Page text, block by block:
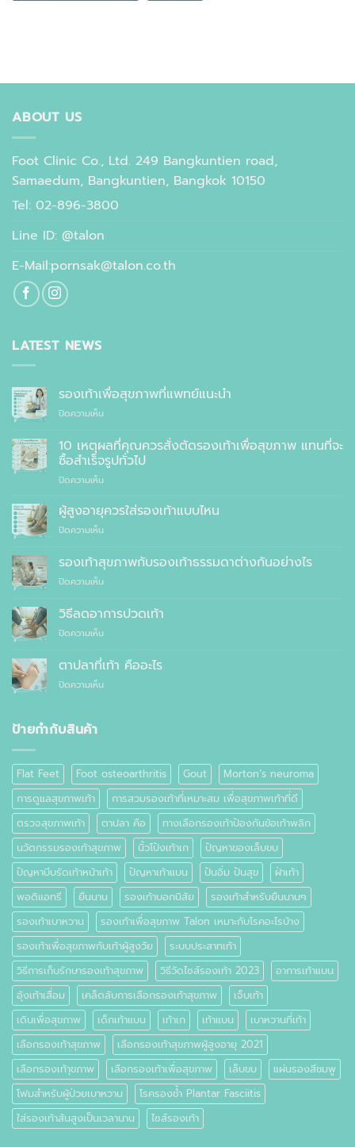
ABOUT US
Foot Clinic Co., Ltd. 249 Bangkuntien road,
Samaedum, Bangkuntien, Bangkok 10150
Tel: 02-896-3800
Line ID: @talon
E-Mail:pornsak@talon.co.th
LATEST NEWS
รองเท้าเพื่อสุขภาพที่แพทย์แนะนำ
ปิดความเห็นบน
เพื่อ
สุขภาพ
ที่
แพทย์
10 เหตุผลที่คุณควรสั่งตัดรองเท้าเพื่อสุขภาพ แทนที่จะ
ซื้อสำเร็จรูปทั่วไป
ปิดความเห็นบน
เหตุผล
คุณ
สั่ง
ตัด
รองเท้า
สุขภาพ
สำเร็จรูป
ทั่วไป
ผู้สูงอายุควรใส่รองเท้าแบบไหน
ปิดความเห็นบน
สูง
อายุ
ควร
รองเท้า
ไหน
รองเท้าสุขภาพกับรองเท้าธรรมดาต่างกันอย่างไร
ปิดความเห็นบน
สุขภาพ
กับ
รองเท้า
ต่าง
อย่างไร
วิธีลดอาการปวดเท้า
ปิดความเห็นบน
ลด
อาการ
ปวด
ตาปลาที่เท้า คืออะไร
ปิดความเห็นบน
ป้ายกำกับสินค้า
Flat Feet Foot osteoarthritis Gout
Morton’s neuroma
การดูแลสุขภาพเท้า
การสวมรองเท้าที่เหมาะสม เพื่อสุขภาพเท้าที่ดี
ตรวจสุขภาพเท้า
ตาปลา คือ
ทางเลือกรองเท้าป้องกันข้อเท้าพลิก
นวัตกรรมรองเท้าสุขภาพ
นิ้วโป้งเท้าเก
ปัญหาของเล็บขบ
ปัญหาบีบรัดเท้าหน้าเท้า
ปัญหาเท้าแบน ปันอิ่ม ปันสุข
ฝ่าเท้า
พอดิแอทรี
ยืนนาน รองเท้าบอกนิสัย
รองเท้าสำหรับยืนนานๆ
รองเท้าเบาหวาน
รองเท้าเพื่อสุขภาพ Talon เหมาะกับโรคอะไรบ้าง
รองเท้าเพื่อสุขภาพกับเท้าผู้สูงวัย
ระบบประสาทเท้า
วิธีการเก็บรักษารองเท้าสุขภาพ
วิธีวัดไซส์รองเท้า 2023
อาการเท้าแบน
อุ้งเท้าเสื่อม
เคล็ดลับการเลือกรองเท้าสุขภาพ
เจ็บเท้า
เดินเพื่อสุขภาพ
เด็กเท้าแบน เท้าเก เท้าแบน
เบาหวานที่เท้า
เลือกรองเท้าสุขภาพ
เลือกรองเท้าสุขภาพผู้สูงอายุ 2021
เลือกรองเท้าุขภาพ
เลือกรองเท้าเพื่อสุขภาพ เล็บขบ
แผ่นรองสีชมพู
โฟมสำหรับผู้ป่วยเบาหวาน
โรครองช้ำ Plantar Fasciitis
ใส่รองเท้าส้นสูงเป็นเวลานาน
ไซส์รองเท้า